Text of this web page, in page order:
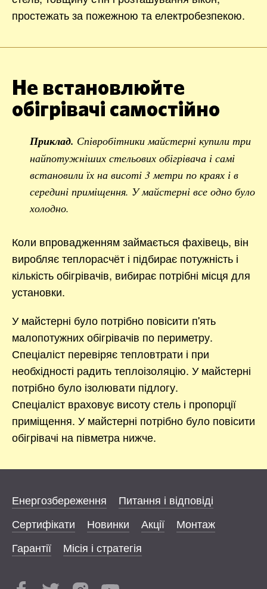
простежать за пожежною та електробезпекою.
Не встановлюйте
обігрівачі самостійно
Приклад. Співробітники майстерні купили три
найпотужніших стельових обігрівача і самі
встановили їх на висоті 3 метри по краях і в
середині приміщення. У майстерні все одно було
холодно.
Коли впровадженням займається фахівець, він
виробляє теплорасчёт і підбирає потужність і
кількість обігрівачів, вибирає потрібні місця для
установки.
У майстерні було потрібно повісити п'ять
малопотужних обігрівачів по периметру.
Спеціаліст перевіряє тепловтрати і при
необхідності радить теплоізоляцію. У майстерні
потрібно було ізолювати підлогу.
Спеціаліст враховує висоту стель і пропорції
приміщення. У майстерні потрібно було повісити
обігрівачі на півметра нижче.
Енергозбереження
Питання і відповіді
Сертифікати
Новинки Акції
Монтаж
Гарантії
Місія і стратегія